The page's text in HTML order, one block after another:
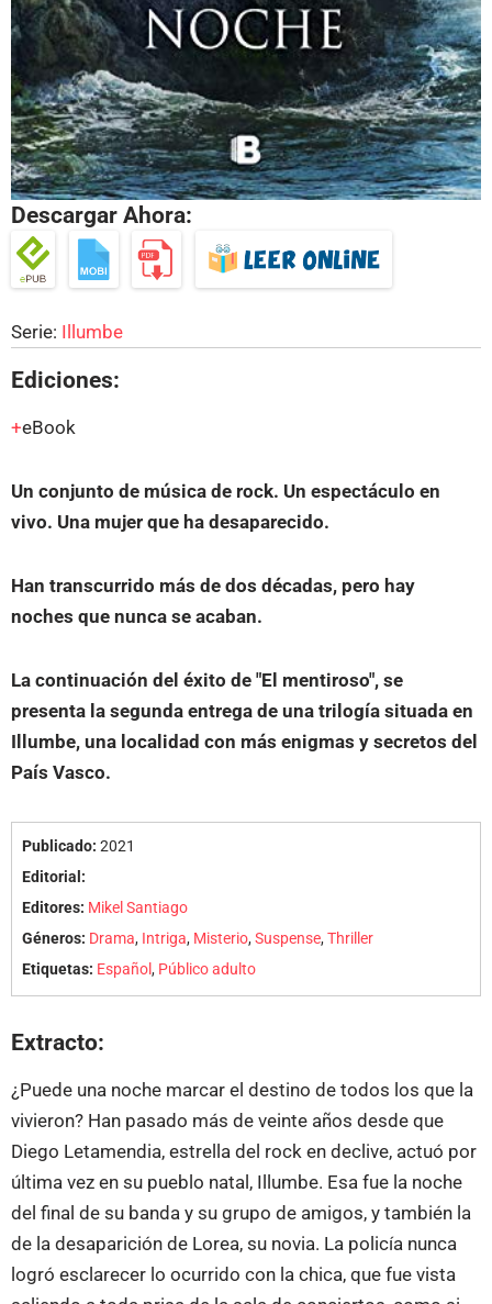
Descargar Ahora:
Serie: Illumbe
Ediciones:
eBook
Un conjunto de música de rock. Un espectáculo en
vivo. Una mujer que ha desaparecido.
Han transcurrido más de dos décadas, pero hay
noches que nunca se acaban.
La continuación del éxito de "El mentiroso", se
presenta la segunda entrega de una trilogía situada en
Illumbe, una localidad con más enigmas y secretos del
País Vasco.
Publicado: 2021
Editorial:
Editores: Mikel Santiago
Géneros: Drama, Intriga, Misterio,Suspense,Thriller
Etiquetas: Español, Público adulto
Extracto:
¿Puede una noche marcar el destino de todos los que la
vivieron? Han pasado más de veinte años desde que
Diego Letamendia, estrella del rock en declive, actuó por
última vez en su pueblo natal, Illumbe. Esa fue la noche
del final de su banda y su grupo de amigos, y también la
de la desaparición de Lorea, su novia. La policía nunca
logró esclarecer lo ocurrido con la chica, que fue vista